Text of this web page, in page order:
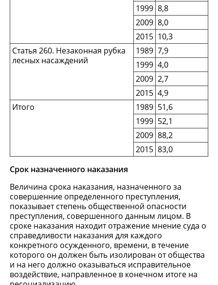
1999 8,8
2009 8,0
2015 10,3
Статья 260. Незаконная рубка
лесных насаждений
1989 7,9
1999 4,0
2009 2,7
2015 4,9
Итого
1989 51,6
1999 52,1
2009 88,2
2015 83,0
Срок назначенного наказания
Величина срока наказания, назначенного за
совершенние определенного преступления,
показывает степень общественной опасности
преступления, совершенного данным лицом. В
сроке наказания находит отражение мнение суда о
справедливости наказания для каждого
конкретного осужденного, времени, в течение
которого он должен быть изолирован от общества
и на него должно оказываться исправительное
воздействие, направленное в конечном итоге на